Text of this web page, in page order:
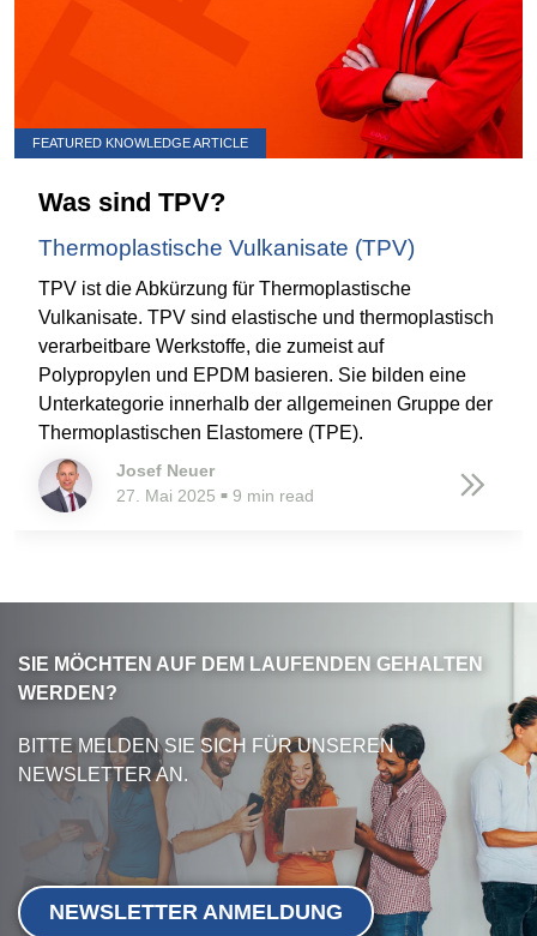
FEATURED KNOWLEDGE ARTICLE
Was sind TPV?
Thermoplastische Vulkanisate (TPV)
TPV ist die Abkürzung für Thermoplastische
Vulkanisate. TPV sind elastische und thermoplastisch
verarbeitbare Werkstoffe, die zumeist auf
Polypropylen und EPDM basieren. Sie bilden eine
Unterkategorie innerhalb der allgemeinen Gruppe der
Thermoplastischen Elastomere (TPE).
Josef Neuer
27. Mai 2025 ■ 9 min read
SIE MÖCHTEN AUF DEM LAUFENDEN GEHALTEN
WERDEN?
BITTE MELDEN SIE SICH FÜR UNSEREN
NEWSLETTER AN.
NEWSLETTER ANMELDUNG